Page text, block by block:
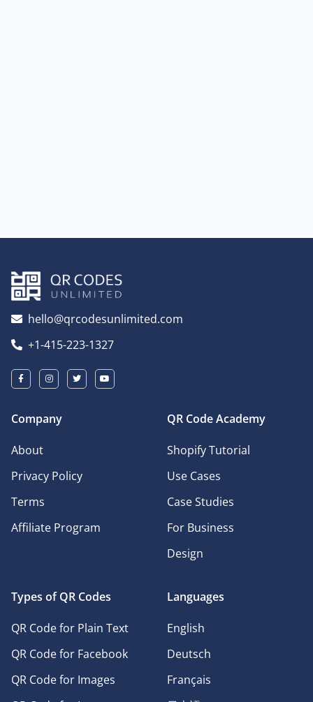
hello@qrcodesunlimited.com
+1-415-223-1327
Company
About
Privacy Policy
Terms
Affiliate Program
QR Code Academy
Shopify Tutorial
Use Cases
Case Studies
For Business
Design
Types of QR Codes
QR Code for Plain Text
QR Code for Facebook
QR Code for Images
Languages
English
Deutsch
Français